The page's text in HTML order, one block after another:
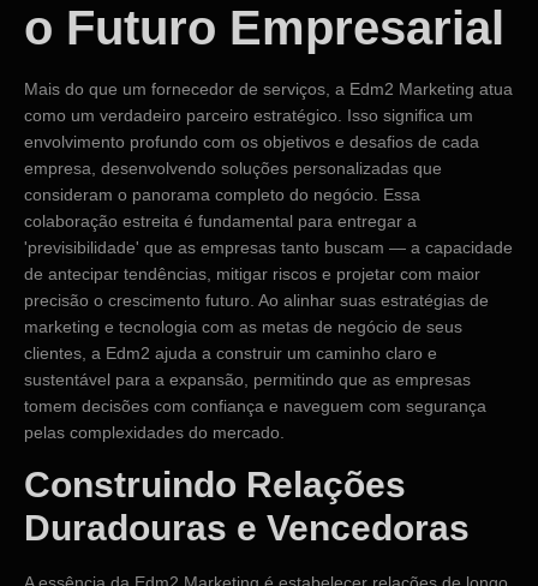
o Futuro Empresarial
Mais do que um fornecedor de serviços, a Edm2 Marketing atua
como um verdadeiro parceiro estratégico. Isso significa um
envolvimento profundo com os objetivos e desafios de cada
empresa, desenvolvendo soluções personalizadas que
consideram o panorama completo do negócio. Essa
colaboração estreita é fundamental para entregar a
'previsibilidade' que as empresas tanto buscam — a capacidade
de antecipar tendências, mitigar riscos e projetar com maior
precisão o crescimento futuro. Ao alinhar suas estratégias de
marketing e tecnologia com as metas de negócio de seus
clientes, a Edm2 ajuda a construir um caminho claro e
sustentável para a expansão, permitindo que as empresas
tomem decisões com confiança e naveguem com segurança
pelas complexidades do mercado.
Construindo Relações
Duradouras e Vencedoras
A essência da Edm2 Marketing é estabelecer relações de longo